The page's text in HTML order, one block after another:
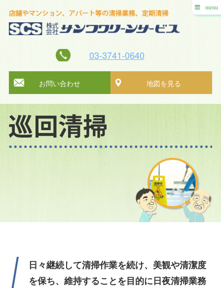
03-3741-0640
お問い合わせ 地図を見る
日々継続して清掃作業を続け、美観や清潔度
を保ち、 維持することを目的に日夜清掃業務
menu